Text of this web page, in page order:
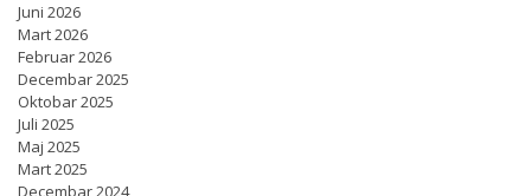
Juni 2026
Mart 2026
Februar 2026
Decembar 2025
Oktobar 2025
Juli 2025
Maj 2025
Mart 2025
Decembar 2024